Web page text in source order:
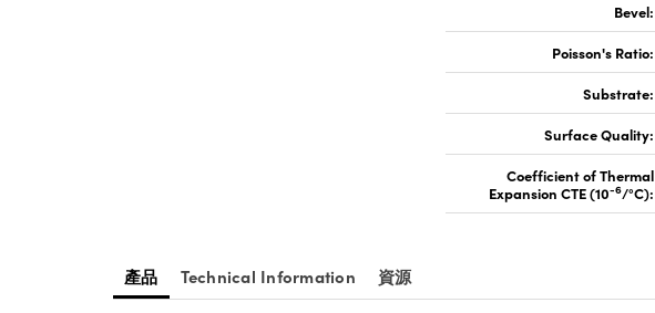
Bevel:
Poisson's Ratio:
Substrate:
Surface Quality:
Coefficient of Thermal
Expansion CTE (10-6/°C):
產品 Technical Information 資源